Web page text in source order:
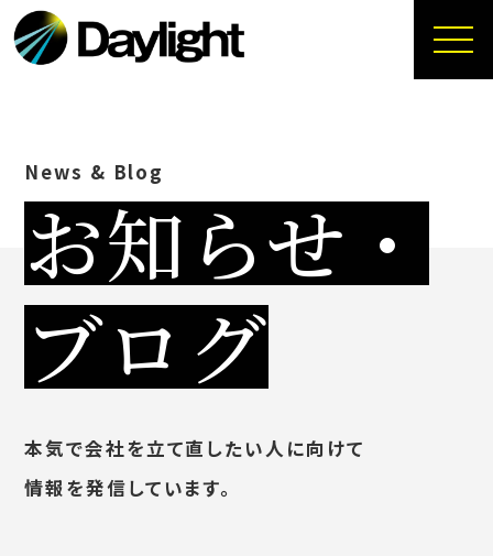
News & Blog
お知らせ・
ブログ
本気で会社を立て直したい人に向けて
情報を発信しています。